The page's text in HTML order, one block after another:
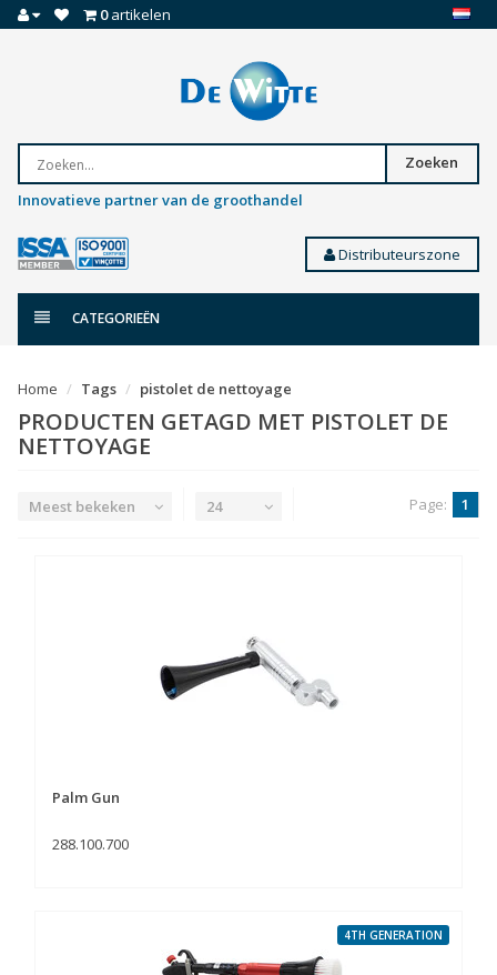
0artikelen
Zoeken
Innovatieve partner van de groothandel
Distributeurszone
CATEGORIEËN
Home Tags pistolet de nettoyage
PRODUCTEN GETAGD MET PISTOLET DE
NETTOYAGE
Meest bekeken 24 Page: 1
Palm Gun
288.100.700
4TH GENERATION